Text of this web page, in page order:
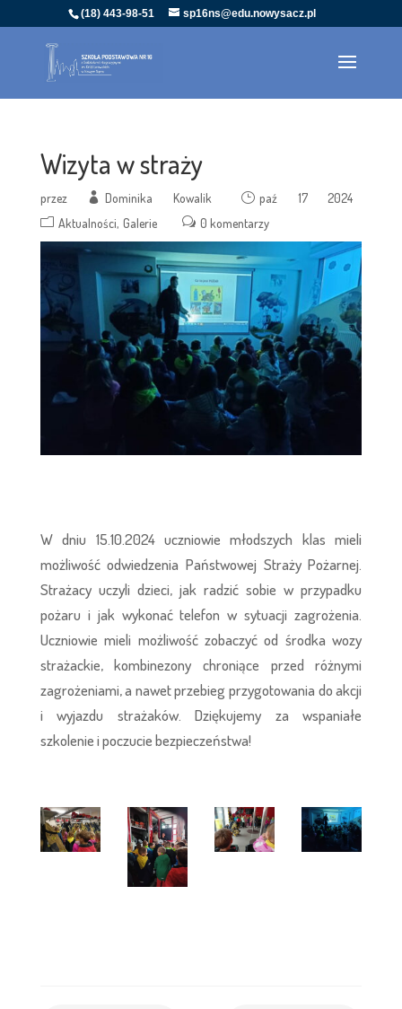
(18) 443-98-51 sp16ns@edu.nowysacz.pl
Wizyta w straży
przez Dominika Kowalik
paź 17 2024
Aktualności Galerie 0 komentarzy
W dniu 15.10.2024 uczniowie młodszych klas mieli
możliwość odwiedzenia Państwowej Straży Pożarnej.
Strażacy uczyli dzieci, jak radzić sobie w przypadku
pożaru i jak wykonać telefon w sytuacji zagrożenia.
Uczniowie mieli możliwość zobaczyć od środka wozy
strażackie, kombinezony chroniące przed różnymi
zagrożeniami, a nawet przebieg przygotowania do akcji
i wyjazdu strażaków. Dziękujemy za wspaniałe
szkolenie i poczucie bezpieczeństwa!